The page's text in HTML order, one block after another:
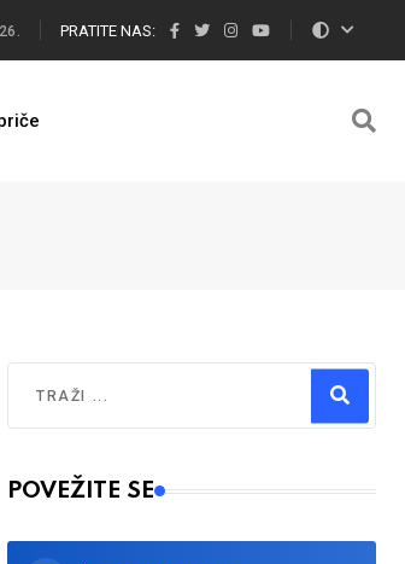
PRATITE NAS:
Type 2 or more characters for results.
POVEŽITE SE